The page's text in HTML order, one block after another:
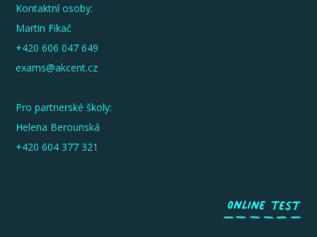
Kontaktní osoby:
Martin Fikač
+420 606 047 649
exams@akcent.cz
Pro partnerské školy:
Helena Berounská
+420 604 377 321